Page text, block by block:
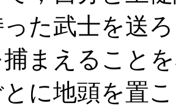
った武士を送
まえること
とに地頭を置